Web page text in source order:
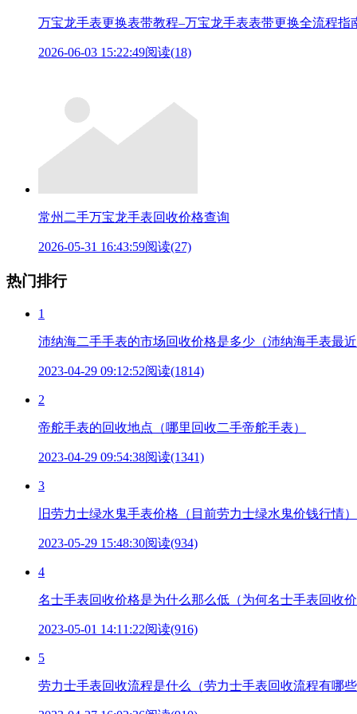
万宝龙手表更换表带教程–万宝龙手表表带更换全流程指
2026-06-03 15:22:49阅读(18)
常州二手万宝龙手表回收价格查询
2026-05-31 16:43:59阅读(27)
热门排行
1
沛纳海二手手表的市场回收价格是多少（沛纳海手表最近
2023-04-29 09:12:52阅读(1814)
2
帝舵手表的回收地点（哪里回收二手帝舵手表）
2023-04-29 09:54:38阅读(1341)
3
旧劳力士绿水鬼手表价格（目前劳力士绿水鬼价钱行情）
2023-05-29 15:48:30阅读(934)
4
名士手表回收价格是为什么那么低（为何名士手表回收价
2023-05-01 14:11:22阅读(916)
5
劳力士手表回收流程是什么（劳力士手表回收流程有哪些